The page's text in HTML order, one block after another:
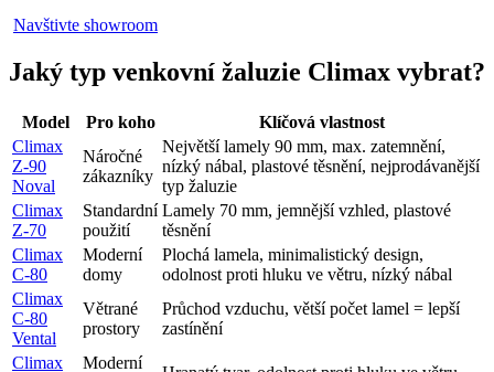
Navštivte showroom
Jaký typ venkovní žaluzie Climax vybrat?
Model Pro koho
Klíčová vlastnost
Climax
Z-90
Noval
Náročné
zákazníky
Největší lamely 90 mm, max. zatemnění,
nízký nábal, plastové těsnění, nejprodávanější
typ žaluzie
Climax
Z-70
Standardní
použití
Lamely 70 mm, jemnější vzhled, plastové
těsnění
Climax
C-80
Moderní
domy
Plochá lamela, minimalistický design,
odolnost proti hluku ve větru, nízký nábal
Climax
C-80
Vental
Větrané
prostory
Průchod vzduchu, větší počet lamel = lepší
zastínění
Climax
Moderní